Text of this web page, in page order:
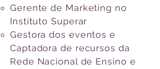
Gerente de Marketing no
Instituto Superar
Gestora dos eventos e
Captadora de recursos da
Rede Nacional de Ensino e